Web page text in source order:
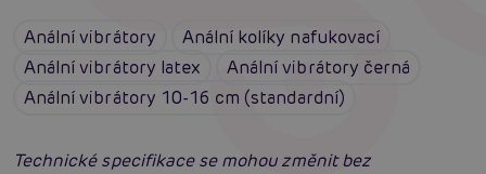
Anální vibrátory
Anální kolíky nafukovací
Anální vibrátory latex
Anální vibrátory černá
Anální vibrátory 10-16 cm (standardní)
Technické specifikace se mohou změnit bez